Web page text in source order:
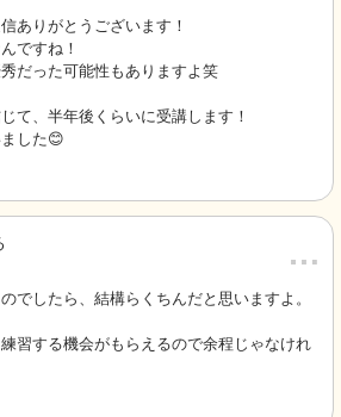
ありがとうございます！
ですね！
だった可能性もありますよ笑
て、半年後くらいに受講します！
した😊
…
でしたら、結構らくちんだと思いますよ。
習する機会がもらえるので余程じゃなけれ